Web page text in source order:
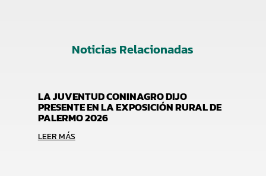
Noticias Relacionadas
LA JUVENTUD CONINAGRO DIJO
PRESENTE EN LA EXPOSICIÓN RURAL DE
PALERMO 2026
LEER MÁS